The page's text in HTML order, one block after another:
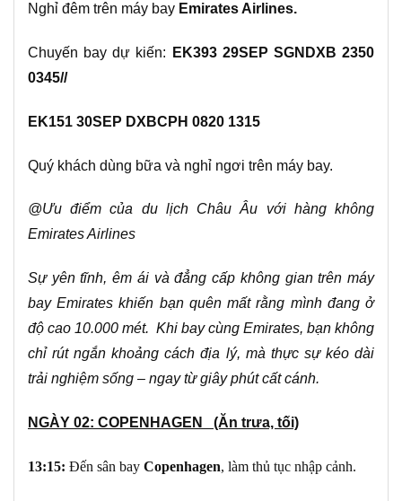
Nghỉ đêm trên máy bay EmiratesAirlines.
Chuyến bay dự kiến:
EK393 29SEP SGNDXB 2350
0345//
EK151 30SEP DXBCPH 0820 1315
Quý khách dùng bữa và nghỉ ngơi trên máy bay.
@Ưu điểm của du lịch Châu Âu với hàng không
Emirates Airlines
Sự yên tĩnh, êm ái và đẳng cấp không gian trên máy
bay Emirates khiến bạn quên mất rằng mình đang ở
độ cao 10.000 mét. Khi bay cùng Emirates, bạn không
chỉ rút ngắn khoảng cách địa lý, mà thực sự kéo dài
trải nghiệm sống – ngay từ giây phút cất cánh.
NGÀY 02: COPENHAGEN (Ăn trưa, tối)
13:15: Đến sân bay Copenhagen, làm thủ tục nhập cảnh.